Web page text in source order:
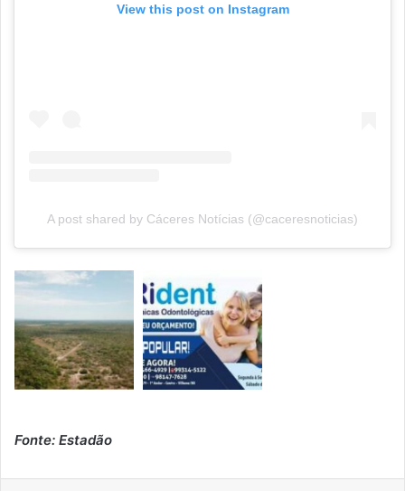
View this post on Instagram
A post shared by Cáceres Notícias (@caceresnoticias)
Fonte: Estadão